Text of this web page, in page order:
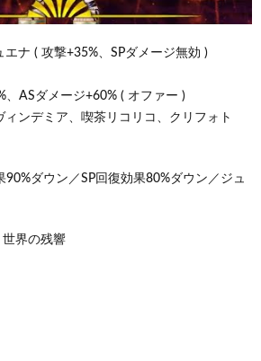
ナ ( 攻撃+35%、SPダメージ無効 )
、ASダメージ+60% ( オファー )
ンデミア、喫茶リコリコ、クリフォト
90%ダウン／SP回復効果80%ダウン／ジュ
世界の残響